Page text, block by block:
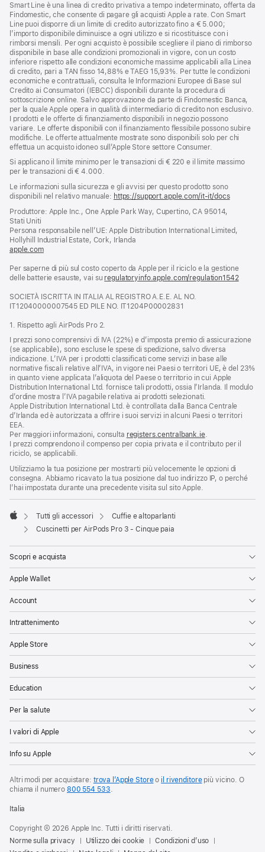
Smart Line è una linea di credito privativa a tempo indeterminato, offerta da
Findomestic, che consente di pagare gli acquisti Apple a rate. Con Smart
Line puoi disporre di un limite di credito autorizzato fino a € 5.000;
l’importo disponibile diminuisce a ogni utilizzo e si ricostituisce con i
rimborsi mensili. Per ogni acquisto è possibile scegliere il piano di rimborso
disponibile in base alle condizioni promozionali in vigore, con un costo
inferiore rispetto alle condizioni economiche massime applicabili alla Linea
di credito, pari a TAN fisso 14,88% e TAEG 15,93%. Per tutte le condizioni
economiche e contrattuali, consulta le Informazioni Europee di Base sul
Credito ai Consumatori (IEBCC) disponibili durante la procedura di
sottoscrizione online. Salvo approvazione da parte di Findomestic Banca,
per la quale Apple opera in qualità di intermediario di credito non esclusivo.
I prodotti e le offerte di finanziamento disponibili in negozio possono
variare. Le offerte disponibili con il finanziamento flessibile possono subire
modifiche. Le offerte attualmente mostrate sono disponibili solo per chi
effettua un acquisto idoneo sull’Apple Store settore Consumer.
Si applicano il limite minimo per le transazioni di € 220 e il limite massimo
per le transazioni di € 4.000.
Le informazioni sulla sicurezza e gli avvisi per questo prodotto sono
disponibili nel relativo manuale: https://support.apple.com/it-it/docs(si
finestra)
Produttore: Apple Inc., One Apple Park Way, Cupertino, CA 95014,
Stati Uniti
Persona responsabile nell’UE: Apple Distribution International Limited,
Hollyhill Industrial Estate, Cork, Irlanda
apple.com(si
una
nuova
Per saperne di più sul costo coperto da Apple per il riciclo e la gestione
delle batterie esauste, vai su regulatoryinfo.apple.com/regulation1542(si
SOCIETÀ ISCRITTA IN ITALIA AL REGISTRO A.E.E. AL NO.
IT12040000007545 ED PILE NO. IT1204P00002831
1. Rispetto agli AirPods Pro 2.
I prezzi sono comprensivi di IVA (22%) e d’imposta premio di assicurazione
(se applicabile), sono escluse le spese di spedizione, salvo diversa
indicazione. L’IVA per i prodotti classificati come servizi in base alle
normative fiscali relative all’IVA, in vigore nei Paesi o territori UE, è del 23%
in quanto viene applicata l’aliquota del Paese o territorio in cui Apple
Distribution International Ltd. fornisce tali prodotti, ossia l’Irlanda. Il modulo
d’ordine mostra l’IVA pagabile relativa ai prodotti selezionati.
Apple Distribution International Ltd. è controllata dalla Banca Centrale
d’Irlanda ed è autorizzata a offrire i suoi servizi in alcuni Paesi o territori
EEA.
Per maggiori informazioni, consulta registers.centralbank.ie.
I prezzi comprendono il compenso per copia privata e il contributo per il
riciclo, se applicabili.
Utilizziamo la tua posizione per mostrarti più velocemente le opzioni di
consegna. Abbiamo ricavato la tua posizione dal tuo indirizzo IP, o perché
l’hai impostata durante una precedente visita sul sito Apple.
Apple
Tutti gli accessori
Cuffie e altoparlanti
Cuscinetti per AirPods Pro 3 - Cinque paia
Scopri e acquista
Apple Wallet
Account
Intrattenimento
Apple Store
Business
Education
Per la salute
I valori di Apple
Info su Apple
Altri modi per acquistare: trova l’Apple Storeo il rivenditorepiù vicino. O
chiama il numero 800 554 533
Italia
Copyright © 2026 Apple Inc. Tutti i diritti riservati.
Norme sulla privacy
Utilizzo dei cookie
Condizioni d’uso